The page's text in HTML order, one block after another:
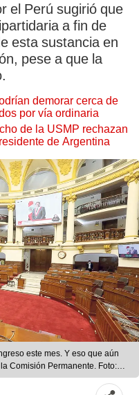
el Perú sugirió que
a fin de
esta sustancia en
pese a que la
demorar cerca de
por vía ordinaria
de la USMP rechazan
de Argentina
este mes. Y eso que aún
Comisión Permanente. Foto: